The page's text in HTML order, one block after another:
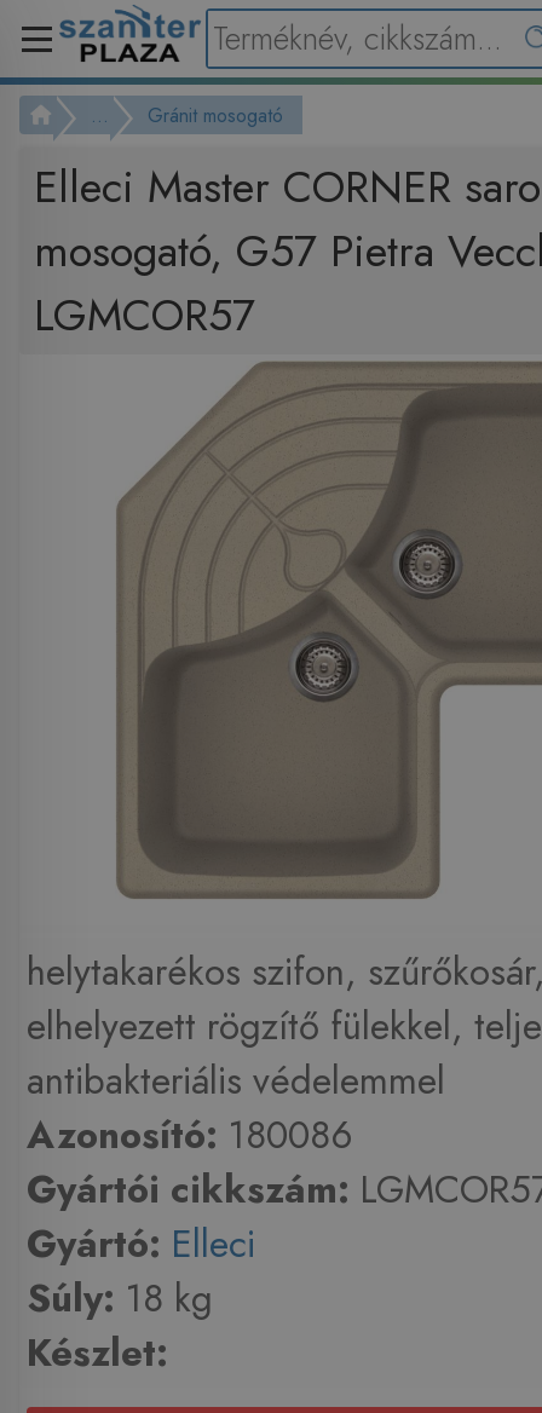
... Gránit mosogató
Elleci Master CORNER
mosogató, G57 Pietra
LGMCOR57
helytakarékos szifon,
elhelyezett rögzítő fülekkel,
antibakteriális védelemmel
Azonosító: 180086
Gyártói cikkszám:
Gyártó: Elleci
Súly: 18 kg
Készlet: